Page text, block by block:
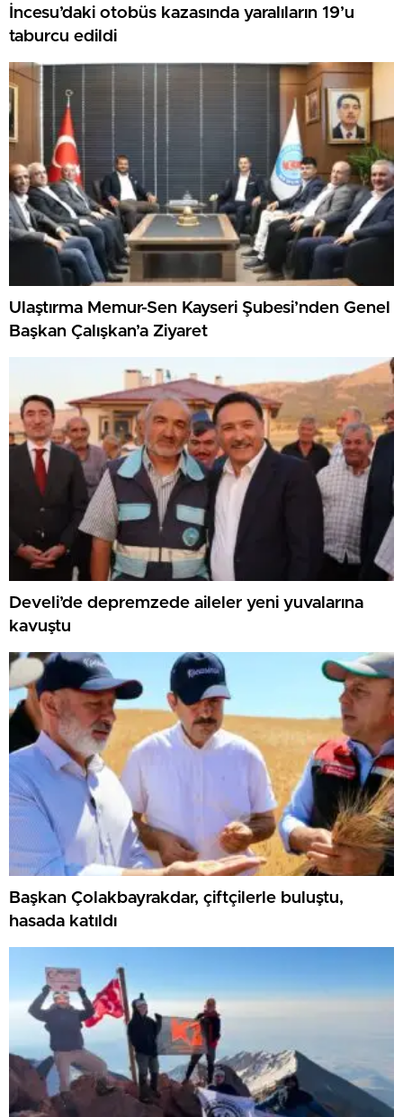
İncesu’daki otobüs kazasında yaralıların 19’u
taburcu edildi
Ulaştırma Memur-Sen Kayseri Şubesi’nden Genel
Başkan Çalışkan’a Ziyaret
Develi’de depremzede aileler yeni yuvalarına
kavuştu
Başkan Çolakbayrakdar, çiftçilerle buluştu,
hasada katıldı